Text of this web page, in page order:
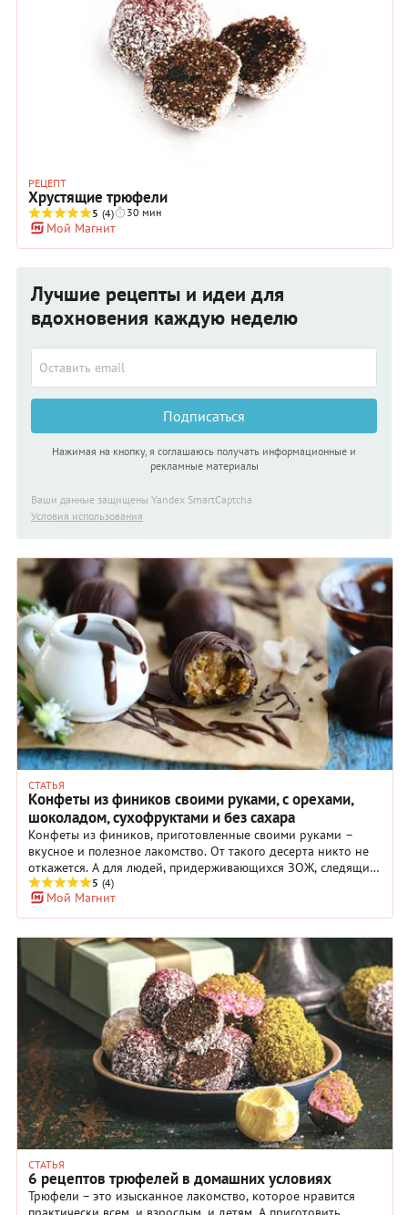
РЕЦЕПТ
Хрустящие трюфели
5 (4) 30 мин
Мой Магнит
Лучшие рецепты и идеи для
вдохновения каждую неделю
Подписаться
Нажимая на кнопку, я соглашаюсь получать информационные и
рекламные материалы
Ваши данные защищены Yandex SmartCaptcha
Условия использования
СТАТЬЯ
Конфеты из фиников своими руками, с орехами,
шоколадом, сухофруктами и без сахара
Конфеты из фиников, приготовленные своими руками –
вкусное и полезное лакомство. От такого десерта никто не
откажется. А для людей, придерживающихся ЗОЖ, следящих
за своей фигурой и вегетарианцев это просто находка.
Конфетки с финиками можно сделать без сахара, а вот
орехи и шоколад в них очень даже приветствуются. Финики
также прекрасно сочетаются с сухофруктами, свежими
ягодами, медом и кокосовой стружкой. Смело добавляйте в
сладости семена чиа, корицу или какао. Хотите еще более
оригинальные варианты – обратите внимание на рецепты
морковных трюфелей и пирожных с финиками без выпечки.
5 (4)
Мой Магнит
СТАТЬЯ
6 рецептов трюфелей в домашних условиях
Трюфели – это изысканное лакомство, которое нравится